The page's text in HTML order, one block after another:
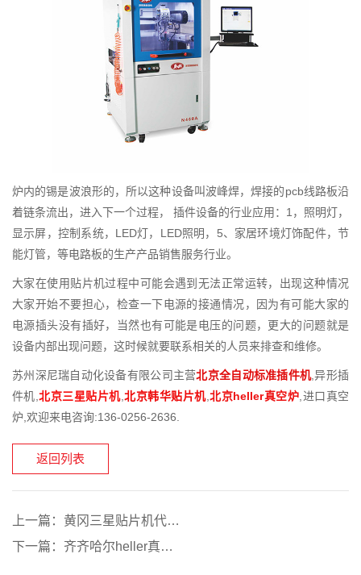
炉内的锡是波浪形的，所以这种设备叫波峰焊，焊接的pcb线路板沿
着链条流出，进入下一个过程， 插件设备的行业应用：1，照明灯，
显示屏，控制系统，LED灯，LED照明，5、家居环境灯饰配件，节
能灯管，等电路板的生产产品销售服务行业。
大家在使用贴片机过程中可能会遇到无法正常运转，出现这种情况
大家开始不要担心，检查一下电源的接通情况，因为有可能大家的
电源插头没有插好，当然也有可能是电压的问题，更大的问题就是
设备内部出现问题，这时候就要联系相关的人员来排查和维修。
苏州深尼瑞自动化设备有限公司主营北京全自动标准插件机,异形插
件机, 北京三星贴片机, 北京韩华贴片机, 北京heller真空炉 ,进口真空
炉,欢迎来电咨询:136-0256-2636.
返回列表
上一篇： 黄冈三星贴片机代理商厂家货源
下一篇： 齐齐哈尔heller真空炉多少钱批发采购